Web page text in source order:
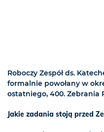
Roboczy Zespół ds.
formalnie powołany w
ostatniego, 400. Zebrania
Jakie zadania stoją przed